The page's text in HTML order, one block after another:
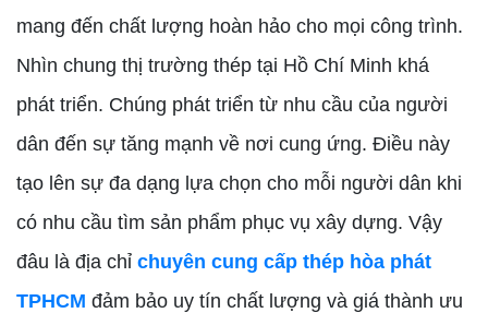
mang đến chất lượng hoàn hảo cho mọi công trình.
Nhìn chung thị trường thép tại Hồ Chí Minh khá
phát triển. Chúng phát triển từ nhu cầu của người
dân đến sự tăng mạnh về nơi cung ứng. Điều này
tạo lên sự đa dạng lựa chọn cho mỗi người dân khi
có nhu cầu tìm sản phẩm phục vụ xây dựng. Vậy
đâu là địa chỉ chuyên cung cấp thép hòa phát
TPHCM đảm bảo uy tín chất lượng và giá thành ưu